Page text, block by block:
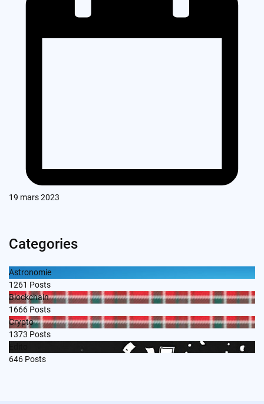
19 mars 2023
Categories
Astronomie
1261 Posts
Blockchain
1666 Posts
Crypto
1373 Posts
646 Posts